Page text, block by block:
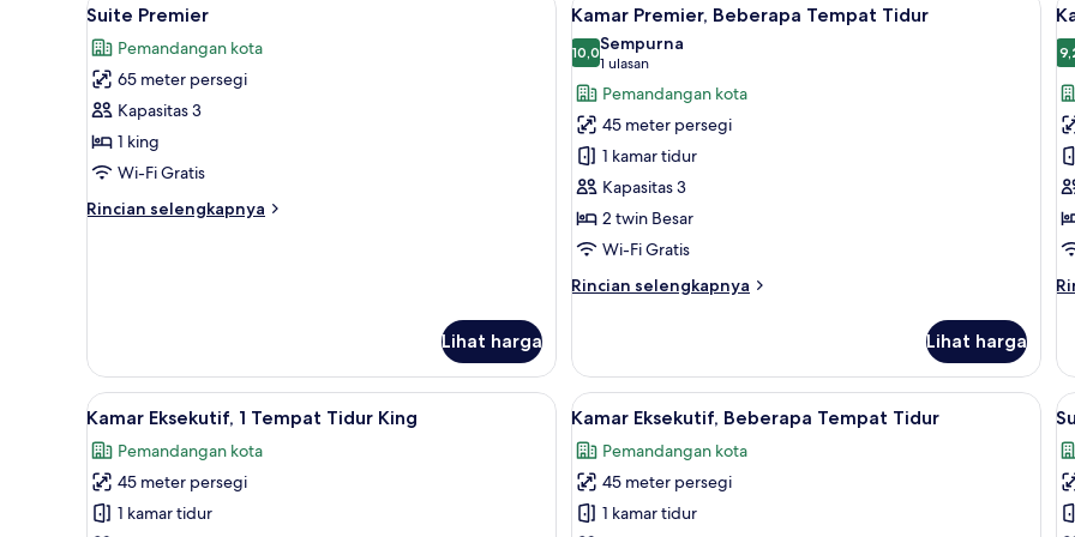
1
Tidur
King
semua
foto
untuk
Suite
Premier
10
Suite Premier
Pemandangan kota
65 meter persegi
Kapasitas 3
1 king
Wi-Fi Gratis
Rincian selengkapnya
Rincian
Lihat harga
semua
foto
untuk
Kamar
Premier,
Beberapa
Tempat
Tidur
6
Kamar Premier, Beberapa Tempat Tidur
10,010,0 dari 10
Sempurna
1 ulasan
(1
ulasan)
Pemandangan kota
45 meter persegi
1 kamar tidur
Kapasitas 3
2 twin Besar
Wi-Fi Gratis
Rincian selengkapnya
Rincian
Kamar
Premier,
Beberapa
Tidur
Lihat harga
Lihat
semua
foto
untuk
Kamar
Selimut bulu angsa, minibar, brankas, dan meja kerja
8
Kamar Eksekutif, 1 Tempat Tidur King
Pemandangan kota
45 meter persegi
1 kamar tidur
Lihat
semua
foto
untuk
Kamar
Selimut bulu angsa, minibar, brankas,
6
Kamar Eksekutif, Beberapa Tempat Tidur
Pemandangan kota
45 meter persegi
1 kamar tidur